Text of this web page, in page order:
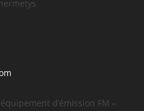
d’émission FM –